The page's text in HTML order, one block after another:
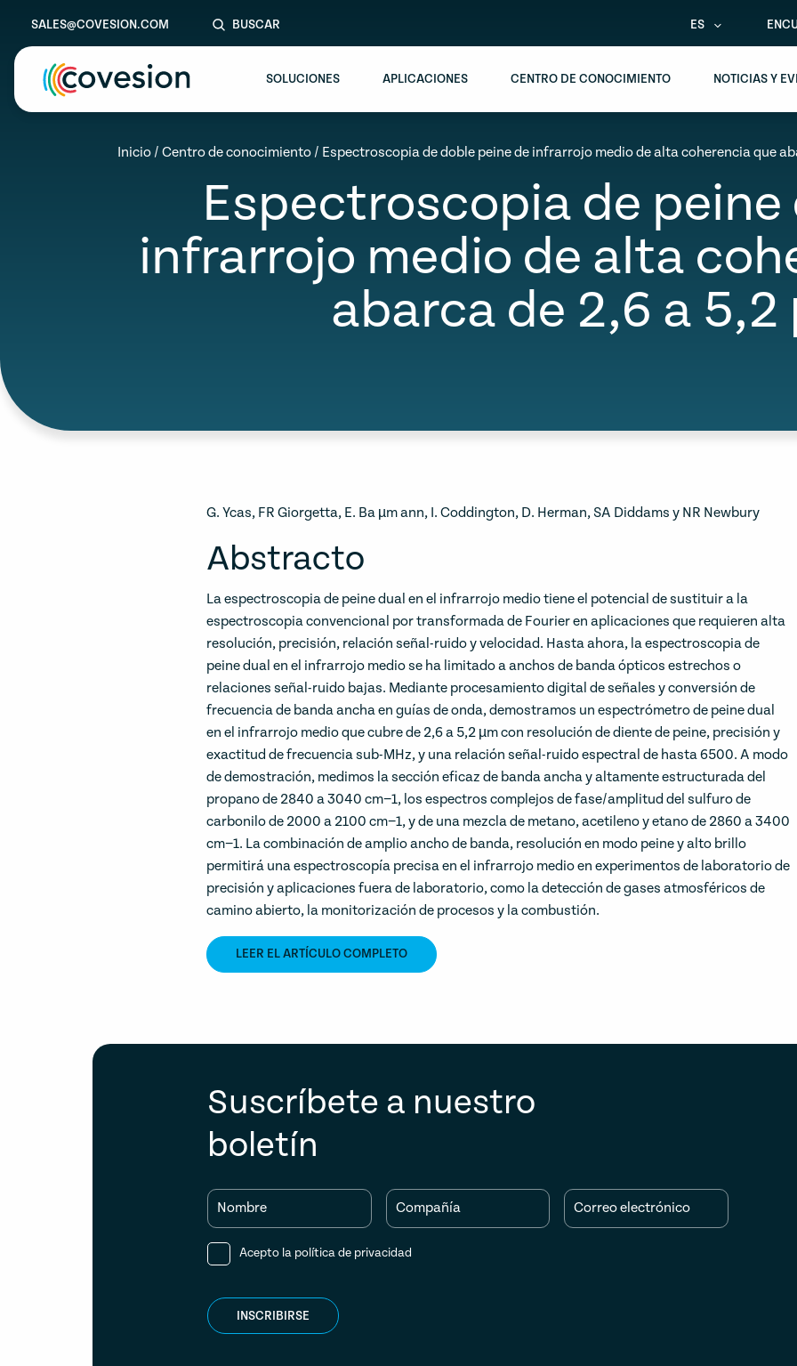
SALES@COVESION.COM BUSCAR ES
SOLUCIONES APLICACIONES CENTRO DE CONOCIMIENTO NOTICIAS Y
Inicio / Centro de conocimiento / Espectroscopia de doble peine de infrarrojo medio de alta coherencia que
Espectroscopia de peine
infrarrojo medio de alta
abarca de 2,6 a 5,2
G. Ycas, FR Giorgetta, E. Ba µm ann, I. Coddington, D. Herman, SA Diddams y NR Newbury
Abstracto
La espectroscopia de peine dual en el infrarrojo medio tiene el potencial de sustituir a la
espectroscopia convencional por transformada de Fourier en aplicaciones que requieren alta
resolución, precisión, relación señal-ruido y velocidad. Hasta ahora, la espectroscopia de
peine dual en el infrarrojo medio se ha limitado a anchos de banda ópticos estrechos o
relaciones señal-ruido bajas. Mediante procesamiento digital de señales y conversión de
frecuencia de banda ancha en guías de onda, demostramos un espectrómetro de peine dual
en el infrarrojo medio que cubre de 2,6 a 5,2 µm con resolución de diente de peine, precisión y
exactitud de frecuencia sub-MHz, y una relación señal-ruido espectral de hasta 6500. A modo
de demostración, medimos la sección eficaz de banda ancha y altamente estructurada del
propano de 2840 a 3040 cm−1, los espectros complejos de fase/amplitud del sulfuro de
carbonilo de 2000 a 2100 cm−1, y de una mezcla de metano, acetileno y etano de 2860 a 3400
cm−1. La combinación de amplio ancho de banda, resolución en modo peine y alto brillo
permitirá una espectroscopía precisa en el infrarrojo medio en experimentos de laboratorio de
precisión y aplicaciones fuera de laboratorio, como la detección de gases atmosféricos de
camino abierto, la monitorización de procesos y la combustión.
LEER EL ARTÍCULO COMPLETO
Suscríbete a nuestro
boletín
Nombre Compañía Correo electrónico
Acepto la política de privacidad
INSCRIBIRSE